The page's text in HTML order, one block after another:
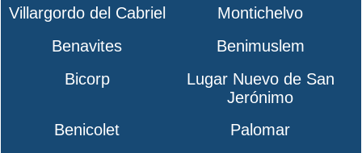
Villargordo del Cabriel
Montichelvo
Benavites
Benimuslem
Bicorp
Lugar Nuevo de San
Jerónimo
Benicolet
Palomar